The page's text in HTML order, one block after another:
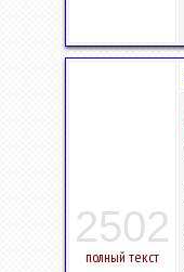
2502
полный текст